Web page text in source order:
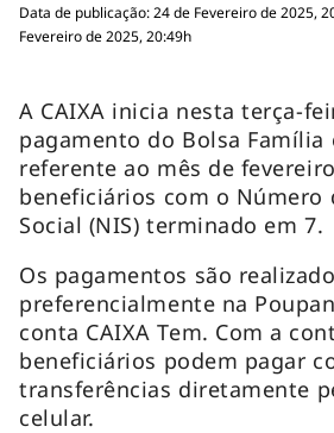
Data de publicação: 24 de Fevereiro de 2025,
Fevereiro de 2025, 20:49h
A CAIXA inicia nesta terça-
pagamento do Bolsa Família
referente ao mês de
beneficiários com o Número
Social (NIS) terminado em 7.
Os pagamentos são
preferencialmente na
conta CAIXA Tem. Com a
beneficiários podem pagar
transferências diretamente
celular.